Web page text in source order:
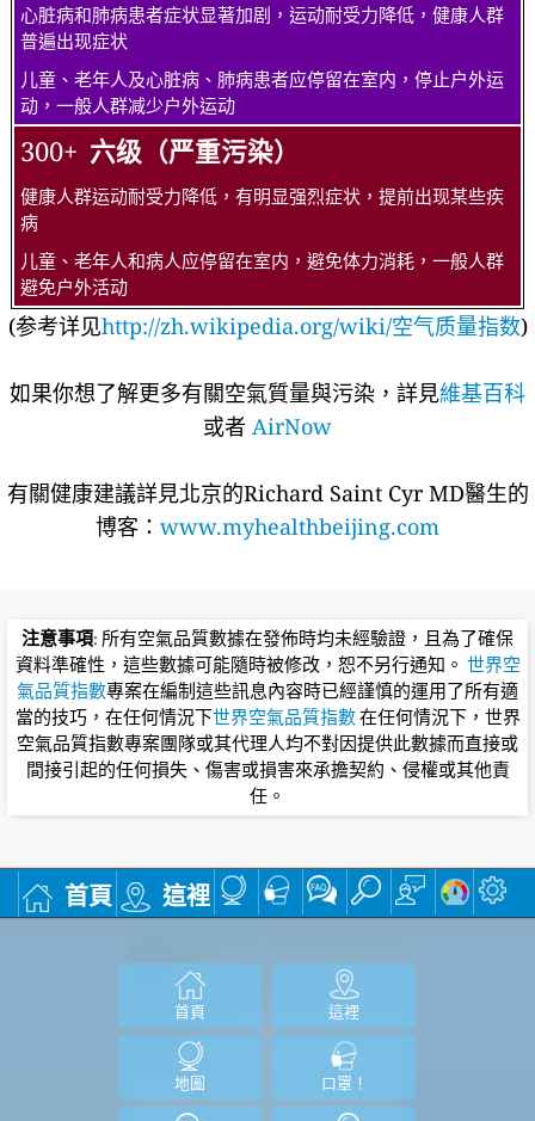
心脏病和肺病患者症状显著加剧，运动耐受力降低，健康人群
普遍出现症状
儿童、老年人及心脏病、肺病患者应停留在室内，停止户外运
动，一般人群减少户外运动
300+ 六级（严重污染）
健康人群运动耐受力降低，有明显强烈症状，提前出现某些疾
病
儿童、老年人和病人应停留在室内，避免体力消耗，一般人群
避免户外活动
(参考详见http://zh.wikipedia.org/wiki/空气质量指数)
如果你想了解更多有關空氣質量與污染，詳見維基百科
或者 AirNow
有關健康建議詳​​見北京的Richard Saint Cyr MD醫生的
博客： www.myhealthbeijing.com
注意事項: 所有空氣品質數據在發佈時均未經驗證，且為了確保
資料準確性，這些數據可能隨時被修改，恕不另行通知。 世界空
氣品質指數專案在編制這些訊息內容時已經謹慎的運用了所有適
當的技巧，在任何情況下世界空氣品質指數在任何情況下，世界
空氣品質指數專案團隊或其代理人均不對因提供此數據而直接或
間接引起的任何損失、傷害或損害來承擔契約、侵權或其他責
任。
首頁 這裡
首頁 這裡
地圖 口罩！